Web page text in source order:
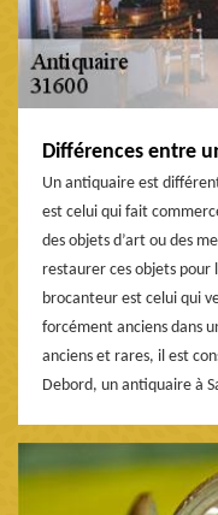
Différences entre
Un antiquaire est
est celui qui fait
des objets d’art ou des
restaurer ces objets
brocanteur est celui qui
forcément anciens dans
anciens et rares, il est
Debord, un antiquaire à